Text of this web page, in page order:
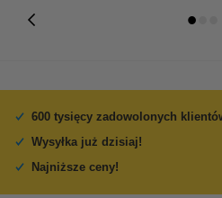
600 tysięcy zadowolonych
Wysyłka już dzisiaj!
Najniższe ceny!